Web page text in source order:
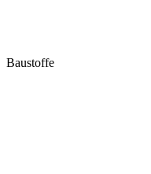
Baustoffe